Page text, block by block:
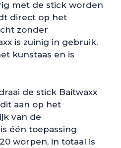
met de stick worden
direct op het
zonder
is zuinig in gebruik,
kunstaas en is
de stick Baitwaxx
aan op het
van de
één toepassing
worpen, in totaal is